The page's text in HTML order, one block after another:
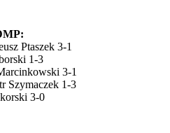
Ptaszek 3-1
1-3
3-1
Szymaczek 1-3
3-0